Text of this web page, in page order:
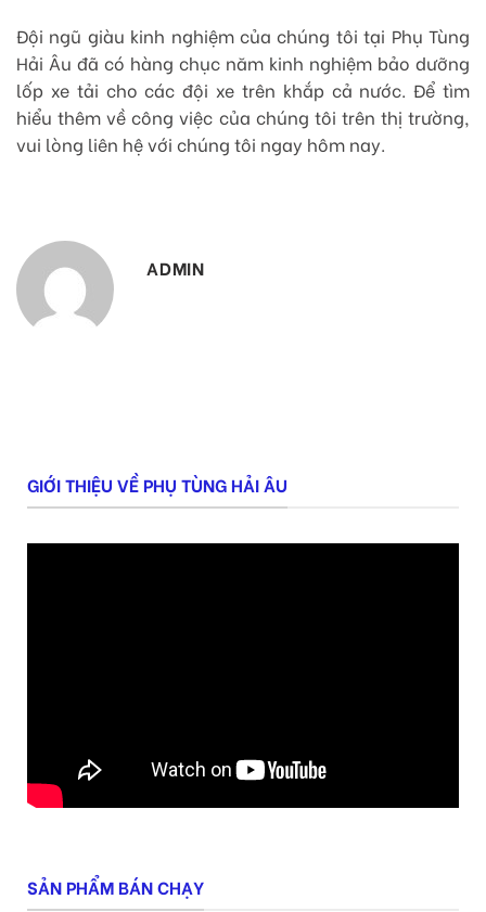
Đội ngũ giàu kinh nghiệm của chúng tôi tại Phụ Tùng
Hải Âu đã có hàng chục năm kinh nghiệm bảo dưỡng
lốp xe tải cho các đội xe trên khắp cả nước. Để tìm
hiểu thêm về công việc của chúng tôi trên thị trường,
vui lòng liên hệ với chúng tôi ngay hôm nay.
ADMIN
GIỚI THIỆU VỀ PHỤ TÙNG HẢI ÂU
SẢN PHẨM BÁN CHẠY